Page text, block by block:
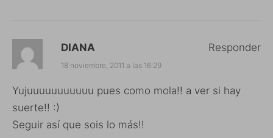
DIANA
18 noviembre, 2011 a las 16:29
Yujuuuuuuuuuuu pues como mola!! a ver si hay
suerte!! :)
Seguir así que sois lo más!!
Responder